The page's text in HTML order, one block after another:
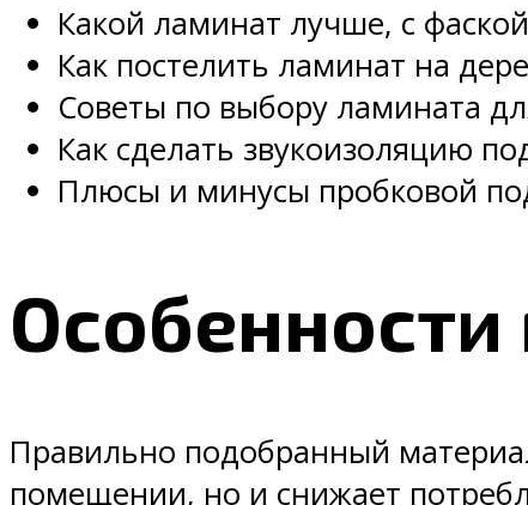
Какой ламинат лучше, с
Как постелить ламинат на
Советы по выбору ламината
Как сделать звукоизоляцию
Плюсы и минусы пробковой
Правильно подобранный
помещении, но и снижает